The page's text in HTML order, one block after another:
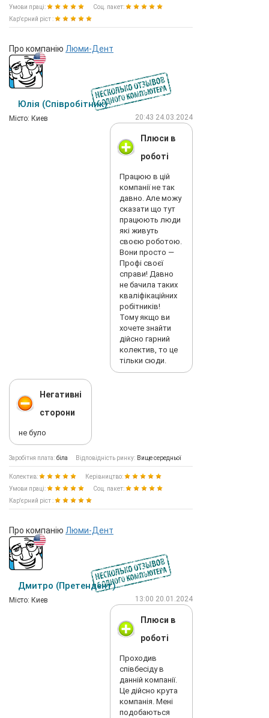
Умови праці:
Соц. пакет:
Кар'єрний ріст :
Про компанію Люми-Дент
Юлія (Співробітник)
Мiсто: Киев 20:43 24.03.2024
Плюси в
роботі
Працюю в цій
компанії не так
давно. Але можу
сказати що тут
працюють люди
які живуть
своєю роботою.
Вони просто —
Профі своєї
справи! Давно
не бачила таких
кваліфікаційних
робітників!
Тому якщо ви
хочете знайти
дійсно гарний
колектив, то це
тільки сюди.
Негативні
сторони
не було
Заробітня плата: біла Відповідність ринку: Вище середньої
Колектив:
Керівництво:
Умови праці:
Соц. пакет:
Кар'єрний ріст :
Про компанію Люми-Дент
Дмитро (Претендент)
Мiсто: Киев 13:00 20.01.2024
Плюси в
роботі
Проходив
співбесіду в
данній компанії.
Це дійсно крута
компанія. Мені
подобаються